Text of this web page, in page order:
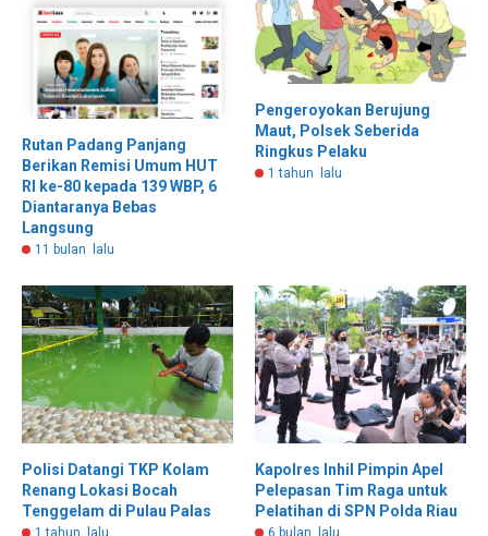
Rutan Padang Panjang
Berikan Remisi Umum HUT
RI ke-80 kepada 139 WBP, 6
Diantaranya Bebas
Langsung
11 bulan lalu
Pengeroyokan Berujung
Maut, Polsek Seberida
Ringkus Pelaku
1 tahun lalu
Polisi Datangi TKP Kolam
Renang Lokasi Bocah
Tenggelam di Pulau Palas
1 tahun lalu
Kapolres Inhil Pimpin Apel
Pelepasan Tim Raga untuk
Pelatihan di SPN Polda Riau
6 bulan lalu